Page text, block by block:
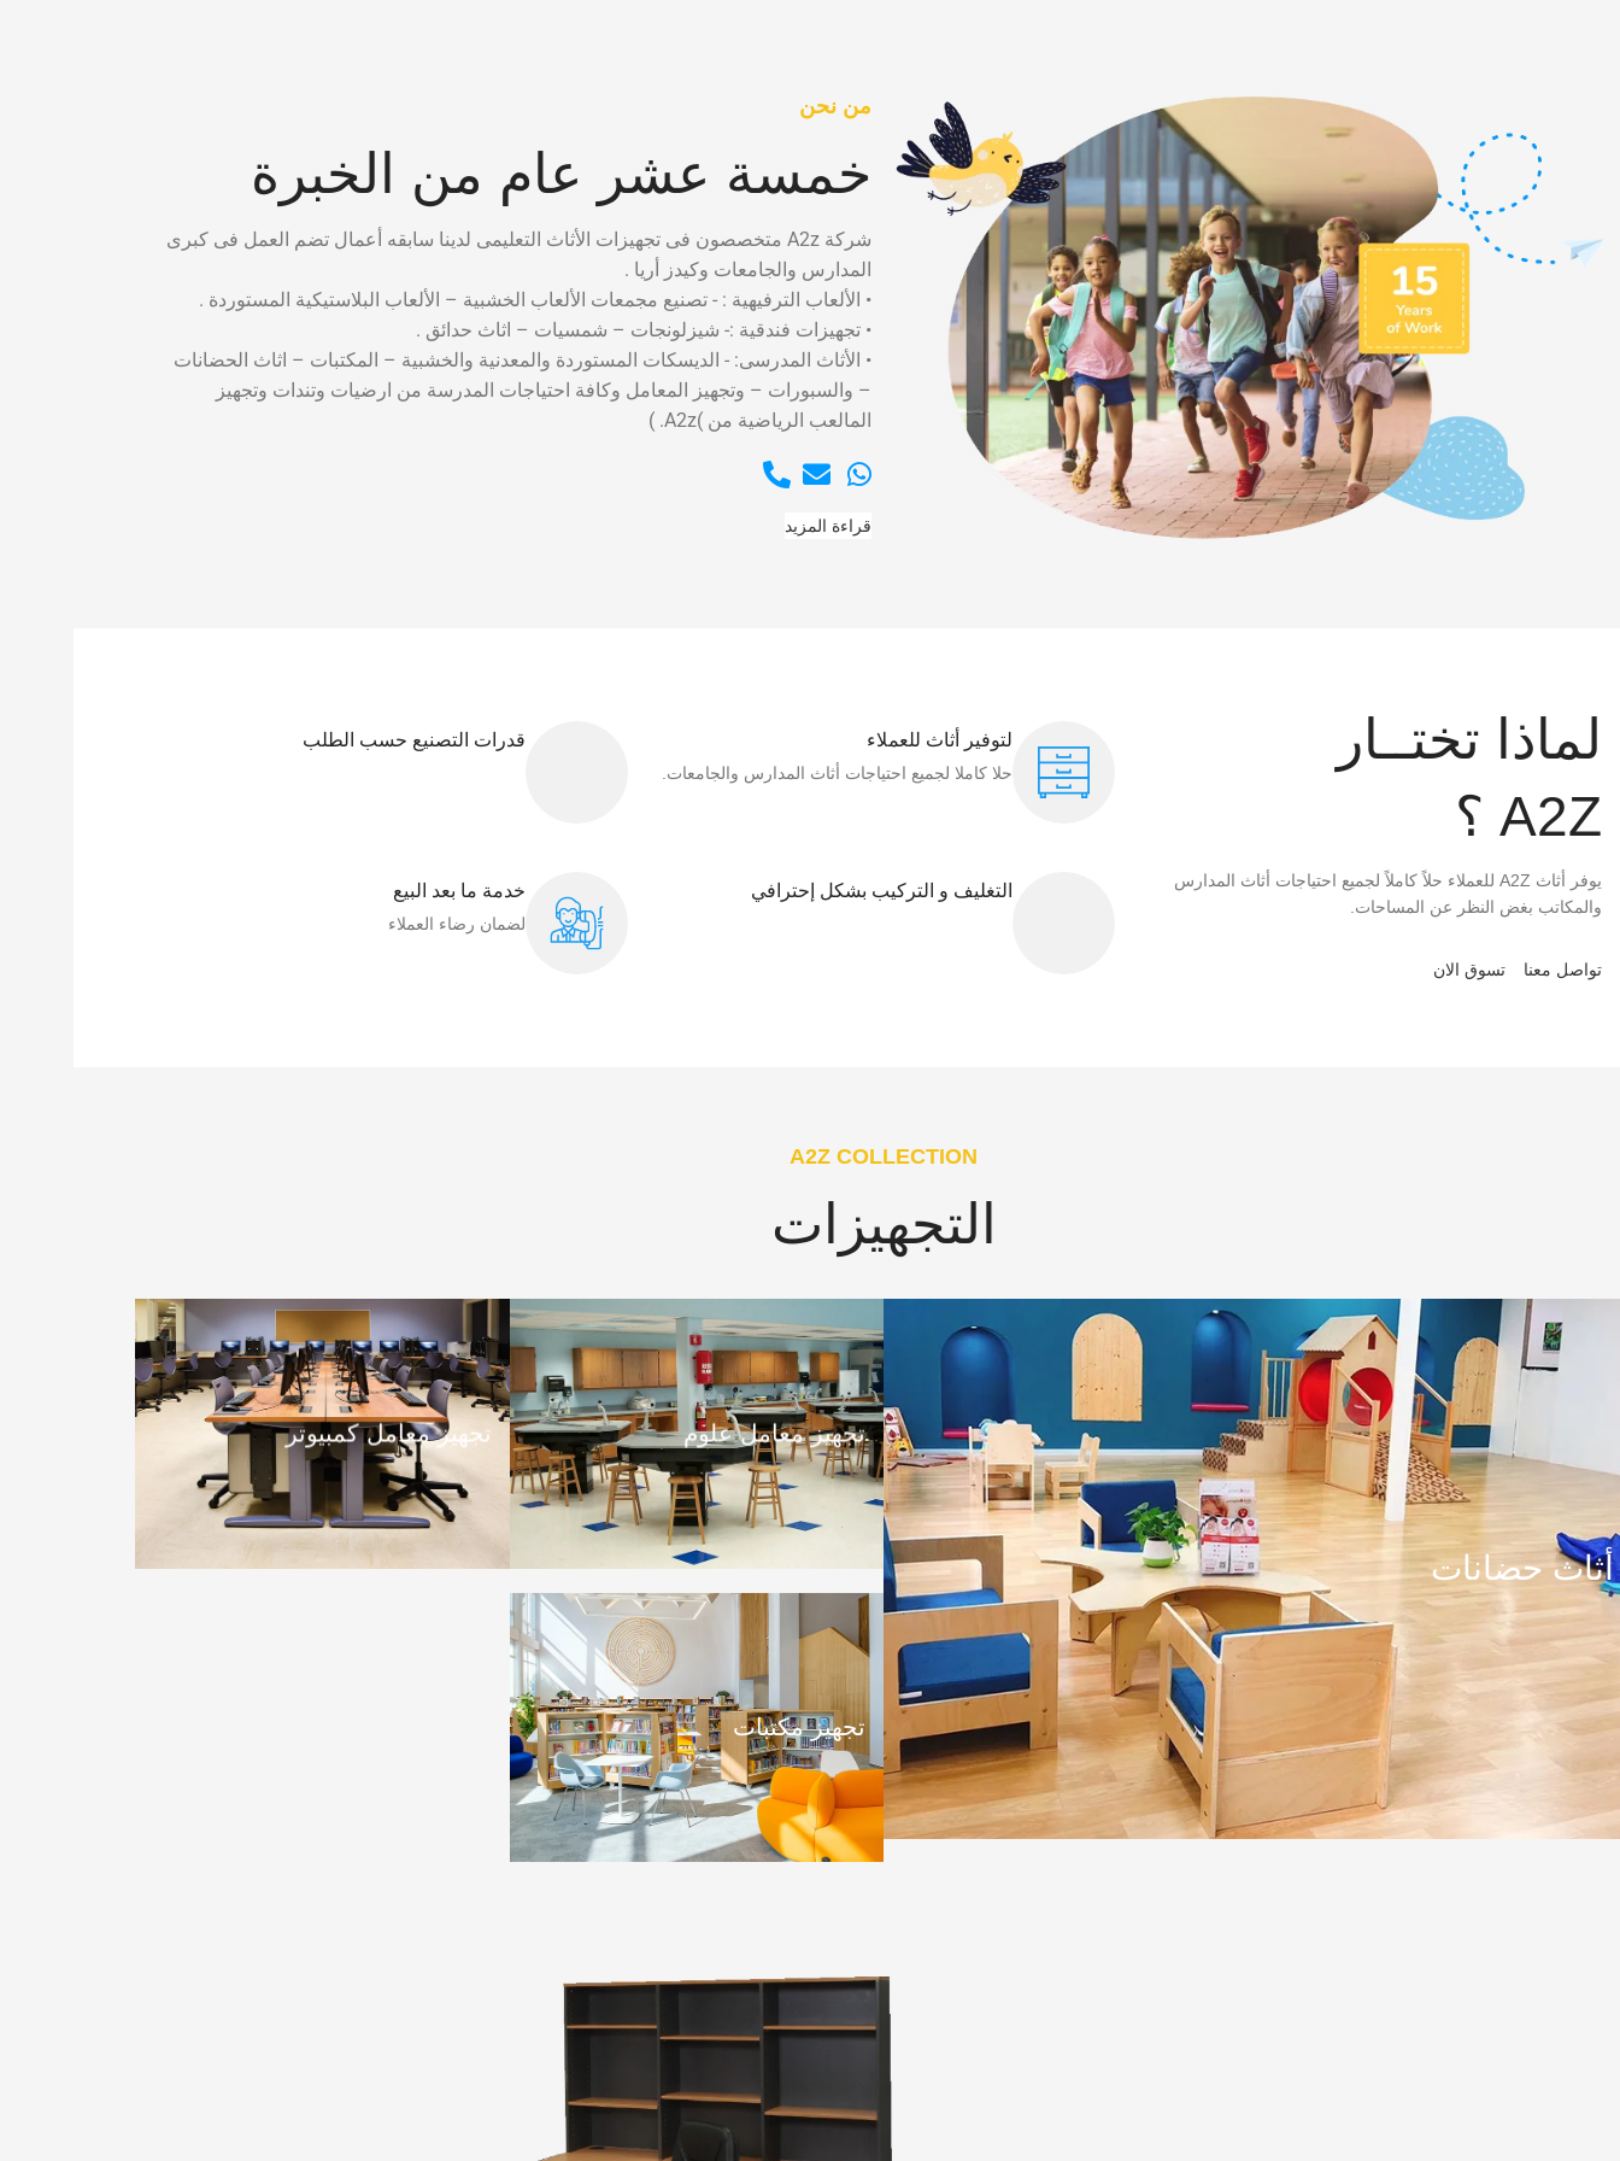
من نحن
خمسة عشر عام من الخبرة
شركة A2z متخصصون فى تجهيزات الأثاث التعليمى لدينا سابقه أعمال تضم العمل فى كبرى
المدارس والجامعات وكيدز أريا .
• الألعاب الترفيهية : - تصنيع مجمعات الألعاب الخشبية – الألعاب البلاستيكية المستوردة .
• تجهيزات فندقية :- شيزلونجات – شمسيات – اثاث حدائق .
• الأثاث المدرسى: - الديسكات المستوردة والمعدنية والخشبية – المكتبات – اثاث الحضانات
– والسبورات – وتجهيز المعامل وكافة احتياجات المدرسة من ارضيات وتندات وتجهيز
المالعب الرياضية من )A2z. )
قراءة المزيد
لماذا تختــار
A2Z ؟
يوفر أثاث A2Z للعملاء حلاً كاملاً لجميع احتياجات أثاث المدارس
والمكاتب بغض النظر عن المساحات.
تواصل معنا تسوق الان
لتوفير أثاث للعملاء
حلا كاملا لجميع احتياجات أثاث المدارس والجامعات.
التغليف و التركيب بشكل إحترافي
قدرات التصنيع حسب الطلب
خدمة ما بعد البيع
لضمان رضاء العملاء​
A2Z COLLECTION
التجهيزات
أثاث حضانات
تجهيز معامل علوم تجهيز معامل كمبيوتر
تجهيز مكتبات